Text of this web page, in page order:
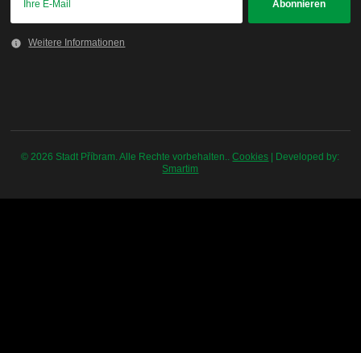
Weitere Informationen
© 2026 Stadt Příbram. Alle Rechte vorbehalten..Cookies | Developed by:
Smartim